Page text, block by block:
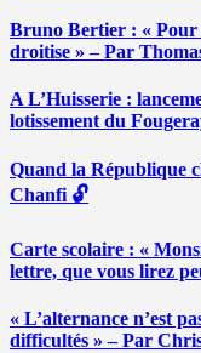
Bruno Bertier : « Pour
droitise » – Par
A L’Huisserie :
lotissement du
Quand la République
Chanfi 🔓
Carte scolaire : «
lettre, que vous lirez
« L’alternance n’est
difficultés » – Par